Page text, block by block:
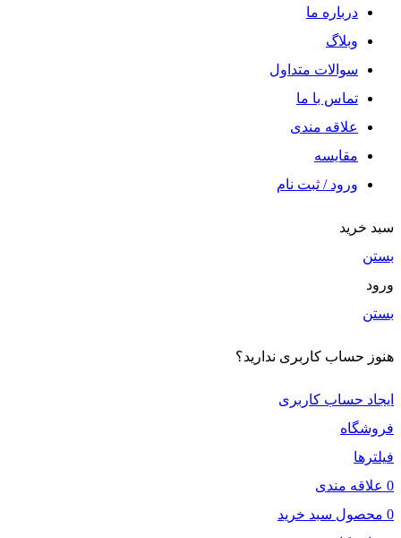
درباره ما
وبلاگ
سوالات متداول
تماس با ما
علاقه مندی
مقایسه
ورود / ثبت نام
حساب کاربری ندارید؟
حساب کاربری
مندی
سبد خرید